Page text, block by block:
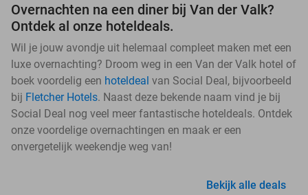
Overnachten na een diner bij Van der Valk?
Ontdek al onze hoteldeals.
Wil je jouw avondje uit helemaal compleet maken met een
luxe overnachting? Droom weg in een Van der Valk hotel of
boek voordelig een hoteldeal van Social Deal, bijvoorbeeld
bij Fletcher Hotels. Naast deze bekende naam vind je bij
Social Deal nog veel meer fantastische hoteldeals. Ontdek
onze voordelige overnachtingen en maak er een
onvergetelijk weekendje weg van!
Bekijk alle deals